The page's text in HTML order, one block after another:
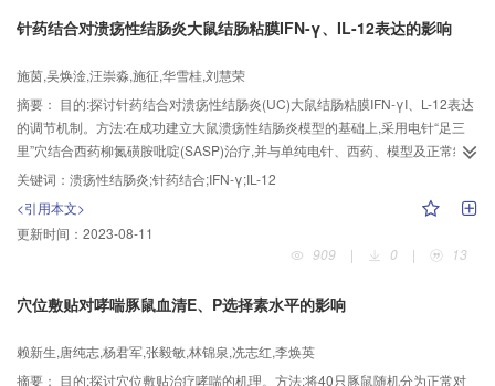
针药结合对溃疡性结肠炎大鼠结肠粘膜IFN-γ、IL-12表达的影响
施茵,吴焕淦,汪崇淼,施征,华雪桂,刘慧荣
摘要： 目的:探讨针药结合对溃疡性结肠炎(UC)大鼠结肠粘膜IFN-γI、L-12表达
的调节机制。方法:在成功建立大鼠溃疡性结肠炎模型的基础上,采用电针“足三
里”穴结合西药柳氮磺胺吡啶(SASP)治疗,并与单纯电针、西药、模型及正常组
进行对照,以免疫组化和HE染色法观察UC大鼠结肠粘膜IFN-γ、IL-12免疫阳性
细胞的表达和组织形态学变化。结果:与正常组相比,模型组大鼠结肠粘膜IFN-
γI、L-12免疫阳性细胞表达出现极显著升高(P<0.01),针药、电针及西药组IFN-γ
表达则见不同程度的降低(P<0.05,0.01),其中针药组表达接近于正常组水平;而IL-
12表达,针药、电针及西药组均较模型组有极显著性降低(P<0.01)。同时,各治疗
肠粘膜IFN-γI、L-12的异常表达是溃疡性结肠炎的发病机制之一。针药结合可能
关键词： 溃疡性结肠炎;针药结合;IFN-γ;IL-12
<引用本文>
更新时间： 2023-08-11
909
| 0 | 13
穴位敷贴对哮喘豚鼠血清E、P选择素水平的影响
赖新生,唐纯志,杨君军,张毅敏,林锦泉,冼志红,李焕英
摘要： 目的:探讨穴位敷贴治疗哮喘的机理。方法:将40只豚鼠随机分为正常对